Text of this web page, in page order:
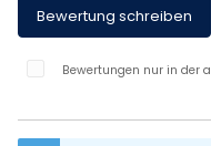
Bewertung schreiben
Bewertungen nur in der